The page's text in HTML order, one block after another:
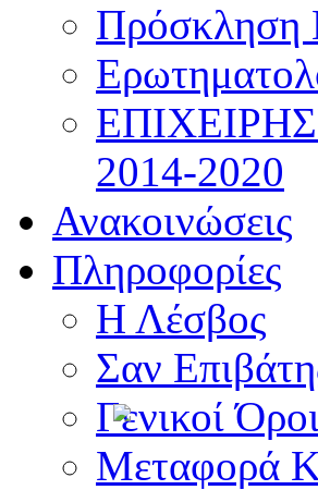
Πρόσκληση
2014-2020
Ανακοινώσεις
Πληροφορίες
Η Λέσβος
Σαν
Γενικοί
Μεταφορά